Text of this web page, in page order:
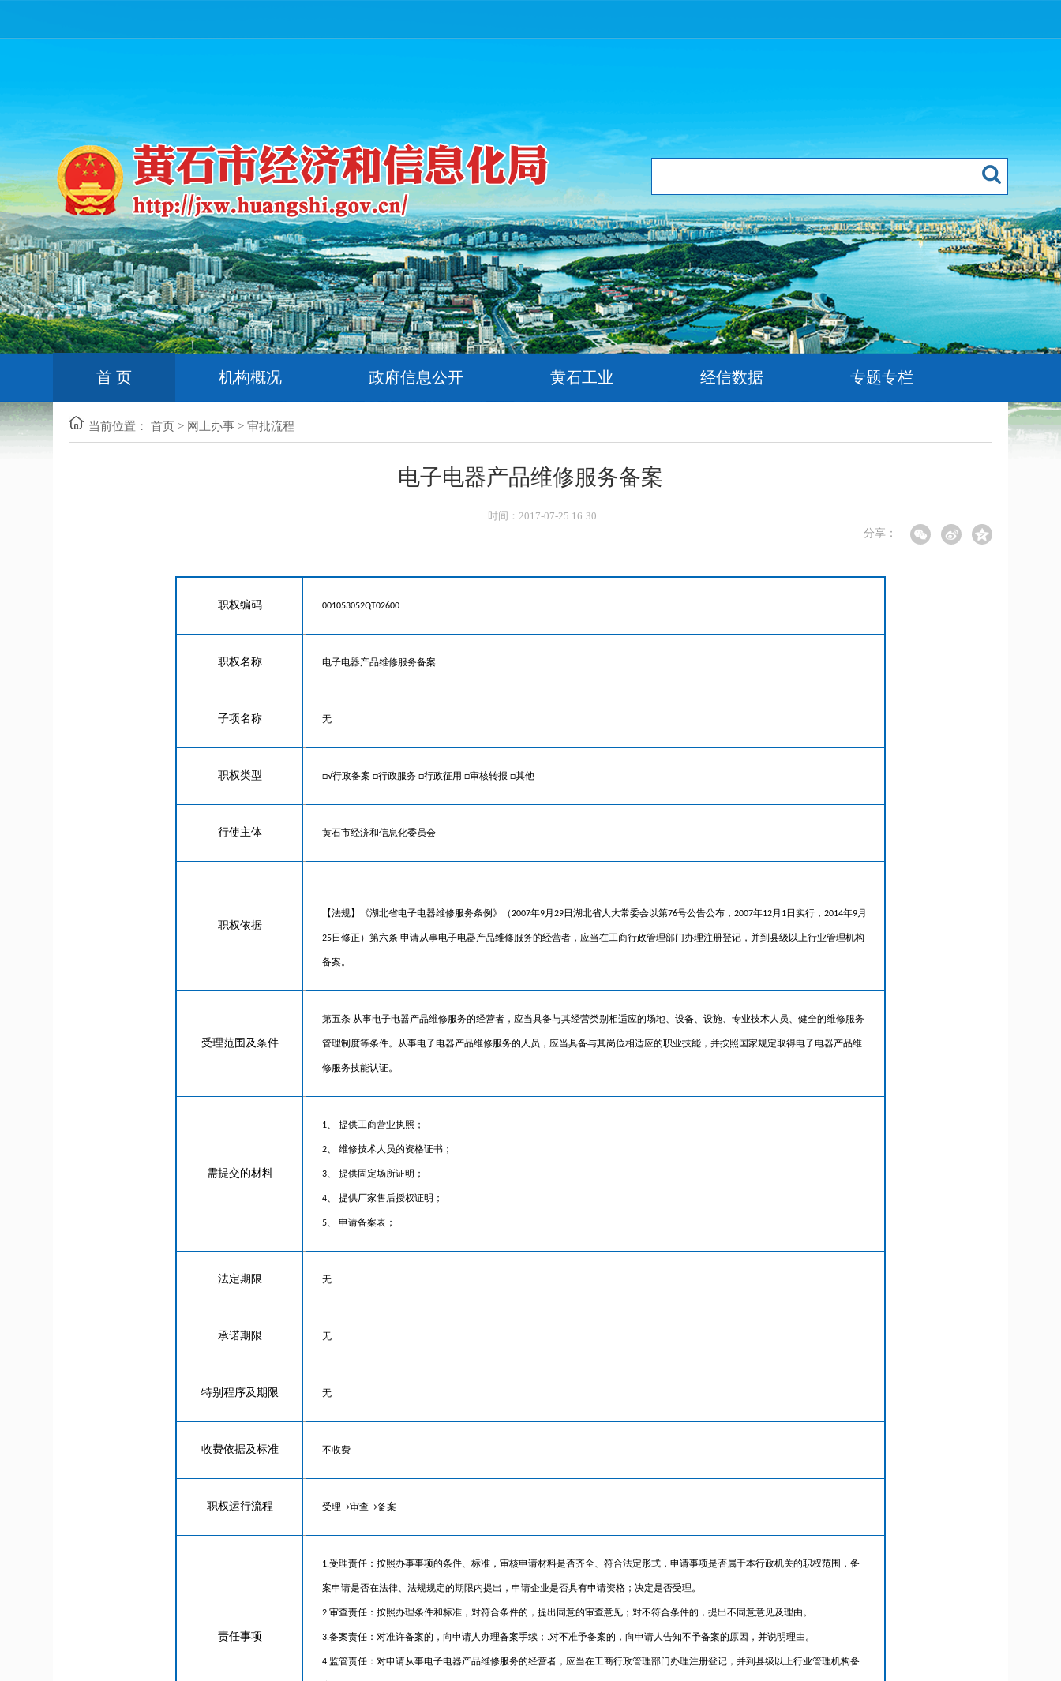
首 页 机构概况 政府信息公开 黄石工业 经信数据 专题专栏
当前位置： 首页 > 网上办事 > 审批流程
电子电器产品维修服务备案
时间：2017-07-25 16:30
分享：
职权编码 001053052QT02600
职权名称 电子电器产品维修服务备案
子项名称 无
职权类型 □√行政备案 □行政服务 □行政征用 □审核转报 □其他
行使主体 黄石市经济和信息化委员会
职权依据
【法规】《湖北省电子电器维修服务条例》（2007年9月29日湖北省人大常委会以第76号公告公布，2007年12月1日实行，2014年9月
25日修正）第六条 申请从事电子电器产品维修服务的经营者，应当在工商行政管理部门办理注册登记，并到县级以上行业管理机构
备案。
受理范围及条件
第五条 从事电子电器产品维修服务的经营者，应当具备与其经营类别相适应的场地、设备、设施、专业技术人员、健全的维修服务
管理制度等条件。从事电子电器产品维修服务的人员，应当具备与其岗位相适应的职业技能，并按照国家规定取得电子电器产品维
修服务技能认证。
需提交的材料
1、 提供工商营业执照；
2、 维修技术人员的资格证书；
3、 提供固定场所证明；
4、 提供厂家售后授权证明；
5、 申请备案表；
法定期限 无
承诺期限 无
特别程序及期限 无
收费依据及标准 不收费
职权运行流程 受理→审查→备案
责任事项
1.受理责任：按照办事事项的条件、标准，审核申请材料是否齐全、符合法定形式，申请事项是否属于本行政机关的职权范围，备
案申请是否在法律、法规规定的期限内提出，申请企业是否具有申请资格；决定是否受理。
2.审查责任：按照办理条件和标准，对符合条件的，提出同意的审查意见；对不符合条件的，提出不同意意见及理由。
3.备案责任：对准许备案的，向申请人办理备案手续；.对不准予备案的，向申请人告知不予备案的原因，并说明理由。
4.监管责任：对申请从事电子电器产品维修服务的经营者，应当在工商行政管理部门办理注册登记，并到县级以上行业管理机构备